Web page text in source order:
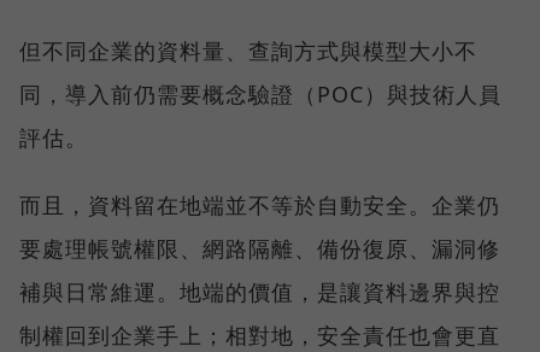
但不同企業的資料量、查詢方式與模型大小不
同，導入前仍需要概念驗證（POC）與技術人員
評估。
而且，資料留在地端並不等於自動安全。企業仍
要處理帳號權限、網路隔離、備份復原、漏洞修
補與日常維運。地端的價值，是讓資料邊界與控
制權回到企業手上；相對地，安全責任也會更直